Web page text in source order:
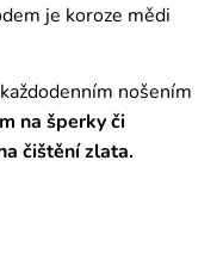
je koroze mědi
nošením
na šperky či
čištění zlata.